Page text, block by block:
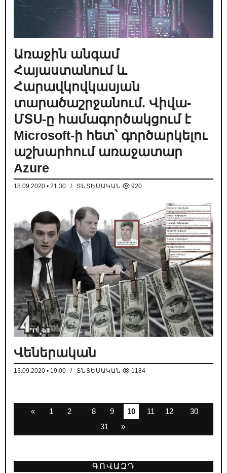
Առաջին անգամ
Հայաստանում և
Հարավկովկասյան
տարածաշրջանում. Վիվա-
ՄՏՍ-ը համագործակցում է
Microsoft-ի հետ՝ գործարկելու
աշխարհում առաջատար
Azure
18.09.2020 • 21:30 / ՏՆՏԵՍԱԿԱՆ 920
Վեներական
13.09.2020 • 19:00 / ՏՆՏԵՍԱԿԱՆ 1184
« 1 2 8 9 10 11 12
30
31
»
ԳՈՎԱԶԴ